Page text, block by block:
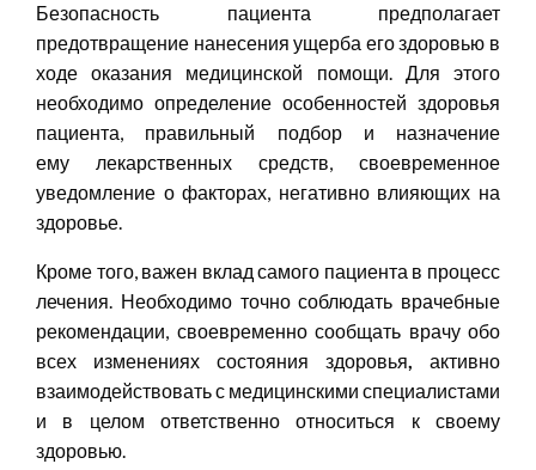
Безопасность пациента предполагает
предотвращение нанесения ущерба его здоровью в
ходе оказания медицинской помощи. Для этого
необходимо определение особенностей здоровья
пациента, правильный подбор и назначение
ему лекарственных средств, своевременное
уведомление о факторах, негативно влияющих на
здоровье.
Кроме того, важен вклад самого пациента в процесс
лечения. Необходимо точно соблюдать врачебные
рекомендации, своевременно сообщать врачу обо
всех изменениях состояния здоровья, активно
взаимодействовать с медицинскими специалистами
и в целом ответственно относиться к своему
здоровью.